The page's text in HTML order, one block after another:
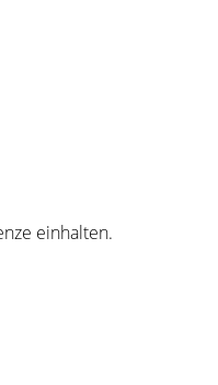
einhalten.